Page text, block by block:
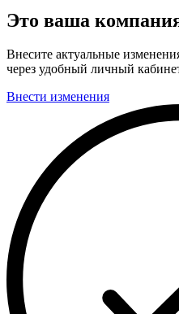
Это ваша
Внесите актуальные
через удобный личный
Внести изменения